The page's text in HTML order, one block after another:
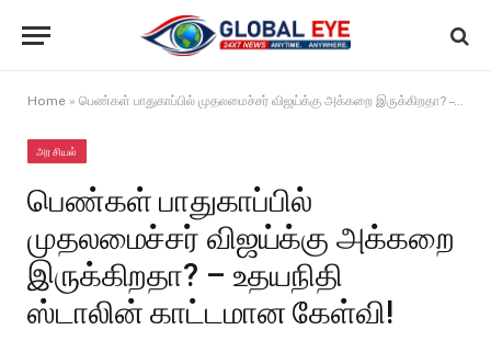
Home » பெண்கள் பாதுகாப்பில் முதலமைச்சர் விஜய்க்கு அக்கறை இருக்கிறதா? – உதயநிதி ஸ்டாலின் காட்டமான கேள்வி!
அரசியல்
பெண்கள் பாதுகாப்பில்
முதலமைச்சர் விஜய்க்கு அக்கறை
இருக்கிறதா? – உதயநிதி
ஸ்டாலின் காட்டமான கேள்வி!